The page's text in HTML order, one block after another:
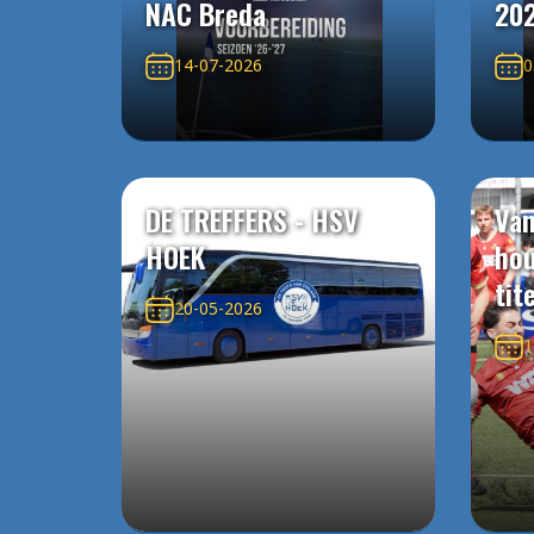
NAC Breda
14-07-2026
DE TREFFERS - HSV
HOEK
20-05-2026